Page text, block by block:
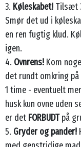
3. Køleskabet! Tilsæt
Smør det ud i
en ren fugtig klud.
igen.
4. Ovnrens! Kom
det rundt omkring
1 time - eventuelt
husk kun ovne uden
er det FORBUDTpå
5. Gryder og pander!